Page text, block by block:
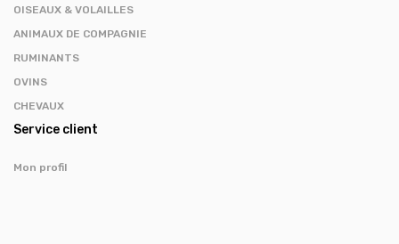
OISEAUX & VOLAILLES
ANIMAUX DE COMPAGNIE
RUMINANTS
OVINS
CHEVAUX
Service client
Mon profil